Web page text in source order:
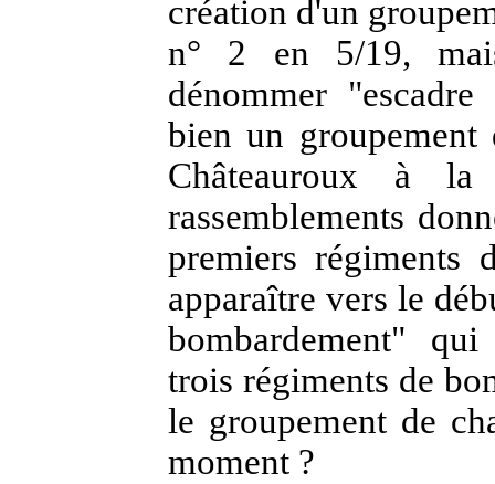
création d'un
n° 2 en 5/19,
dénommer
bien un groupement
Châteauroux à
rassemblements
premiers régiments
apparaître vers le
bombardement"
trois régiments de
le groupement de
moment ?